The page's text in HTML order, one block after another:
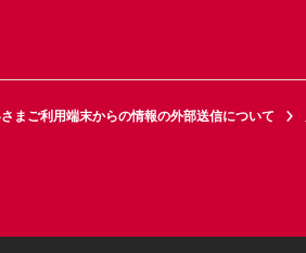
まご利用端末からの情報の外部送信について